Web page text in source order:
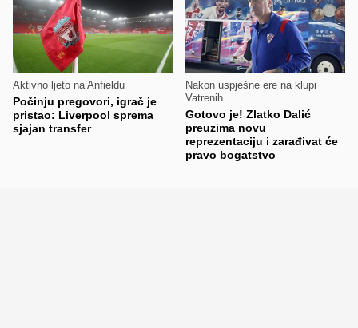
Aktivno ljeto na Anfieldu
Počinju pregovori, igrač je
pristao: Liverpool sprema
sjajan transfer
Nakon uspješne ere na klupi
Vatrenih
Gotovo je! Zlatko Dalić
preuzima novu
reprezentaciju i zarađivat će
pravo bogatstvo